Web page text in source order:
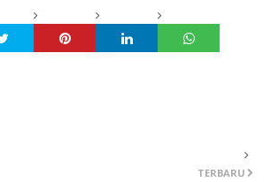
TERBARU